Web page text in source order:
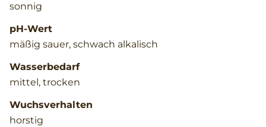
sonnig
pH-Wert
mäßig sauer, schwach alkalisch
Wasserbedarf
mittel, trocken
Wuchsverhalten
horstig